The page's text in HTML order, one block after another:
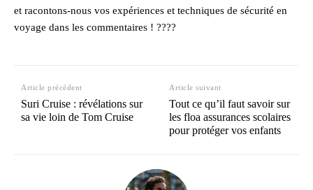
et racontons-nous vos expériences et techniques de sécurité en
voyage dans les commentaires ! ????
Article précédent
Suri Cruise : révélations sur
sa vie loin de Tom Cruise
Article suivant
Tout ce qu’il faut savoir sur
les floa assurances scolaires
pour protéger vos enfants